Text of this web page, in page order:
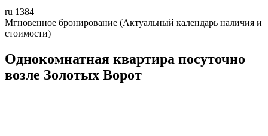
ru 1384
Мгновенное бронирование (Актуальный календарь наличия и
стоимости)
Однокомнатная квартира посуточно
возле Золотых Ворот